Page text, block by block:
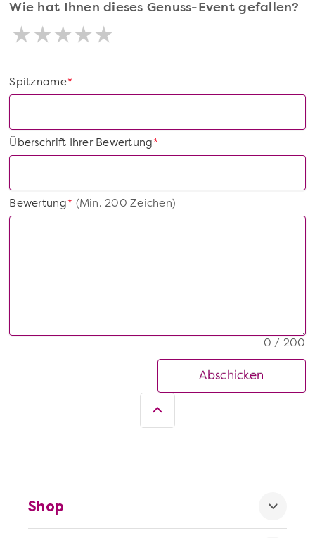
Wie hat Ihnen dieses Genuss-Event gefallen?
*
Spitzname
*
Überschrift Ihrer Bewertung
*
Bewertung(Min. 200 Zeichen)
0 / 200
Abschicken
Shop